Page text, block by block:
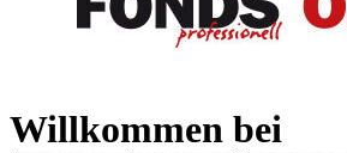
Willkommen bei